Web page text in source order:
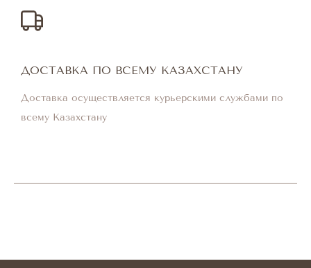
ДОСТАВКА ПО ВСЕМУ КАЗАХСТАНУ
Доставка осуществляется курьерскими службами по
всему Казахстану